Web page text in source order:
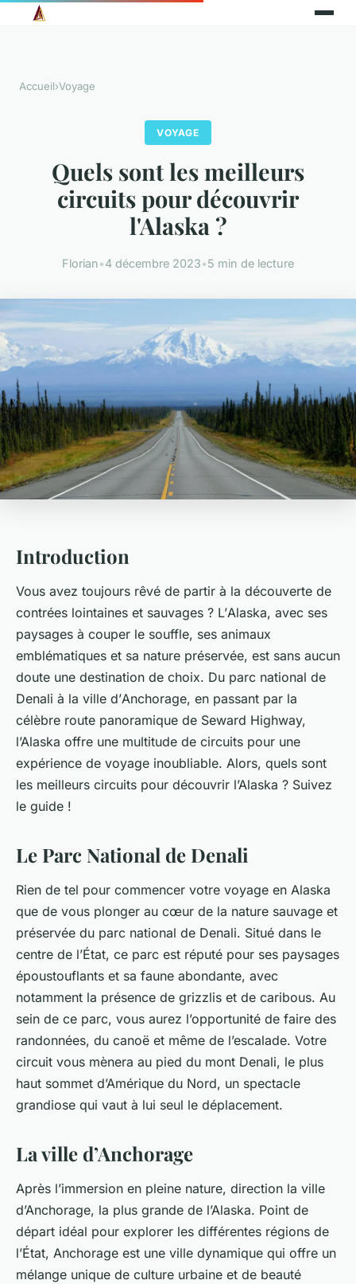
Accueil›Voyage
VOYAGE
Quels sont les meilleurs
circuits pour découvrir
l'Alaska ?
Florian•4 décembre 2023•5 min de lecture
Introduction
Vous avez toujours rêvé de partir à la découverte de
contrées lointaines et sauvages ? L’Alaska, avec ses
paysages à couper le souffle, ses animaux
emblématiques et sa nature préservée, est sans aucun
doute une destination de choix. Du parc national de
Denali à la ville d’Anchorage, en passant par la
célèbre route panoramique de Seward Highway,
l’Alaska offre une multitude de circuits pour une
expérience de voyage inoubliable. Alors, quels sont
les meilleurs circuits pour découvrir l’Alaska ? Suivez
le guide !
Le Parc National de Denali
Rien de tel pour commencer votre voyage en Alaska
que de vous plonger au cœur de la nature sauvage et
préservée du parc national de Denali. Situé dans le
centre de l’État, ce parc est réputé pour ses paysages
époustouflants et sa faune abondante, avec
notamment la présence de grizzlis et de caribous. Au
sein de ce parc, vous aurez l’opportunité de faire des
randonnées, du canoë et même de l’escalade. Votre
circuit vous mènera au pied du mont Denali, le plus
haut sommet d’Amérique du Nord, un spectacle
grandiose qui vaut à lui seul le déplacement.
La ville d’Anchorage
Après l’immersion en pleine nature, direction la ville
d’Anchorage, la plus grande de l’Alaska. Point de
départ idéal pour explorer les différentes régions de
l’État, Anchorage est une ville dynamique qui offre un
mélange unique de culture urbaine et de beauté